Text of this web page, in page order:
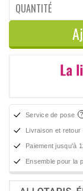
QUANTITÉ
Service de pose
Livraison et retour
Paiement jusqu'à
Ensemble pour la